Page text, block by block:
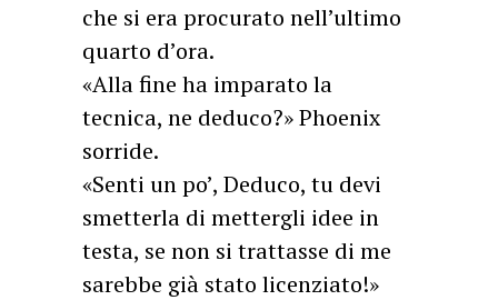
che si era procurato nell’ultimo
quarto d’ora.
«Alla fine ha imparato la
tecnica, ne deduco?» Phoenix
sorride.
«Senti un po’, Deduco, tu devi
smetterla di mettergli idee in
testa, se non si trattasse di me
sarebbe già stato licenziato!»